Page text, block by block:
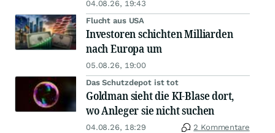
04.08.26, 19:43
Flucht aus USA
Investoren schichten Milliarden
nach Europa um
05.08.26, 19:00
Das Schutzdepot ist tot
Goldman sieht die KI-Blase dort,
wo Anleger sie nicht suchen
04.08.26, 18:29 2 Kommentare